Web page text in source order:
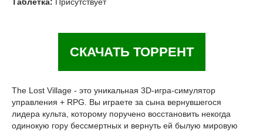
СКАЧАТЬ ТОРРЕНТ
The Lost Village - это уникальная 3D-игра-симулятор
управления + RPG. Вы играете за сына вернувшегося
лидера культа, которому поручено восстановить некогда
одинокую гору бессмертных и вернуть ей былую мировую